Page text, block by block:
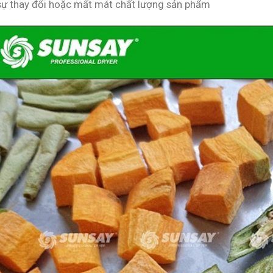
thay đổi hoặc mất mát chất lượng sản phẩm